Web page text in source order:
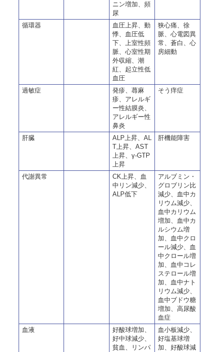
ニン増加、頻
尿
循環器
血圧上昇、動
悸、血圧低
下、上室性頻
脈、心室性期
外収縮、潮
紅、起立性低
血圧
狭心痛、徐
脈、心電図異
常、蒼白、心
房細動
過敏症
発疹、蕁麻
疹、アレルギ
ー性結膜炎、
アレルギー性
鼻炎
そう痒症
肝臓
ALP上昇、AL
T上昇、AST
上昇、γ-GTP
上昇
肝機能障害
代謝異常
CK上昇、血
中リン減少、
ALP低下
アルブミン・
グロブリン比
減少、血中カ
リウム減少、
血中カリウム
増加、血中カ
ルシウム増
加、血中クロ
ール減少、血
中クロール増
加、血中コレ
ステロール増
加、血中ナト
リウム減少、
血中ブドウ糖
増加、高尿酸
血症
血液
好酸球増加、
好中球減少、
貧血、リンパ
血小板減少、
好塩基球増
加、好酸球減